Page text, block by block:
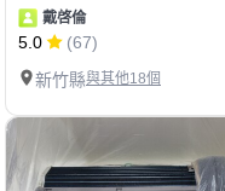
戴啓倫
5.0
(67)
新竹縣與其他18個